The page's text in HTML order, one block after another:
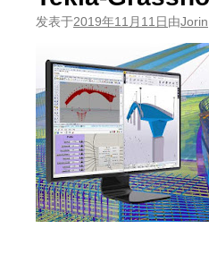
发表于2019年11月11日由Jorin